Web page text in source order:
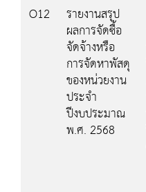
O12 รายงานสรุป
ผลการจัดซื้อ
จัดจ้างหรือ
การจัดหาพัสดุ
ของหน่วยงาน
ประจำ
ปีงบประมาณ
พ.ศ. 2568